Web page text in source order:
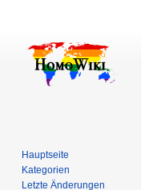
Hauptseite
Kategorien
Letzte Änderungen